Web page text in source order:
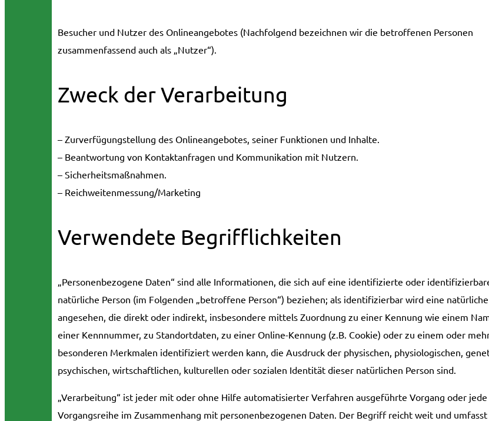
Besucher und Nutzer des Onlineangebotes (Nachfolgend bezeichnen wir die betroffenen Personen
zusammenfassend auch als „Nutzer“).
Zweck der Verarbeitung
– Zurverfügungstellung des Onlineangebotes, seiner Funktionen und Inhalte.
– Beantwortung von Kontaktanfragen und Kommunikation mit Nutzern.
– Sicherheitsmaßnahmen.
– Reichweitenmessung/Marketing
Verwendete Begrifflichkeiten
„Personenbezogene Daten“ sind alle Informationen, die sich auf eine identifizierte oder
natürliche Person (im Folgenden „betroffene Person“) beziehen; als identifizierbar wird eine
angesehen, die direkt oder indirekt, insbesondere mittels Zuordnung zu einer Kennung wie einem
einer Kennnummer, zu Standortdaten, zu einer Online-Kennung (z.B. Cookie) oder zu einem oder
besonderen Merkmalen identifiziert werden kann, die Ausdruck der physischen, physiologischen,
psychischen, wirtschaftlichen, kulturellen oder sozialen Identität dieser natürlichen Person sind.
„Verarbeitung“ ist jeder mit oder ohne Hilfe automatisierter Verfahren ausgeführte Vorgang oder jede
Vorgangsreihe im Zusammenhang mit personenbezogenen Daten. Der Begriff reicht weit und umfasst